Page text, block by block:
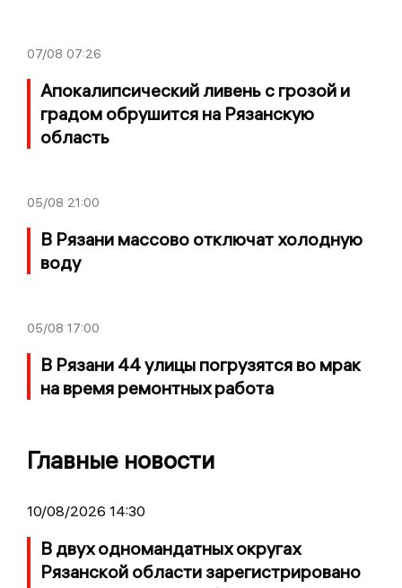
07/08 07:26
Апокалипсический ливень с грозой и
градом обрушится на Рязанскую
область
05/08 21:00
В Рязани массово отключат холодную
воду
05/08 17:00
В Рязани 44 улицы погрузятся во мрак
на время ремонтных работа
Главные новости
10/08/2026 14:30
В двух одномандатных округах
Рязанской области зарегистрировано